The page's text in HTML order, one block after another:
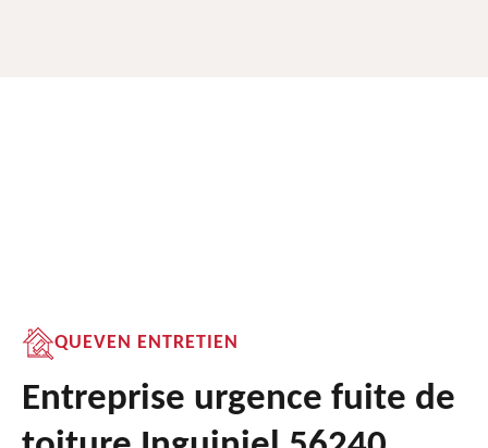
QUEVEN ENTRETIEN
Entreprise urgence fuite de